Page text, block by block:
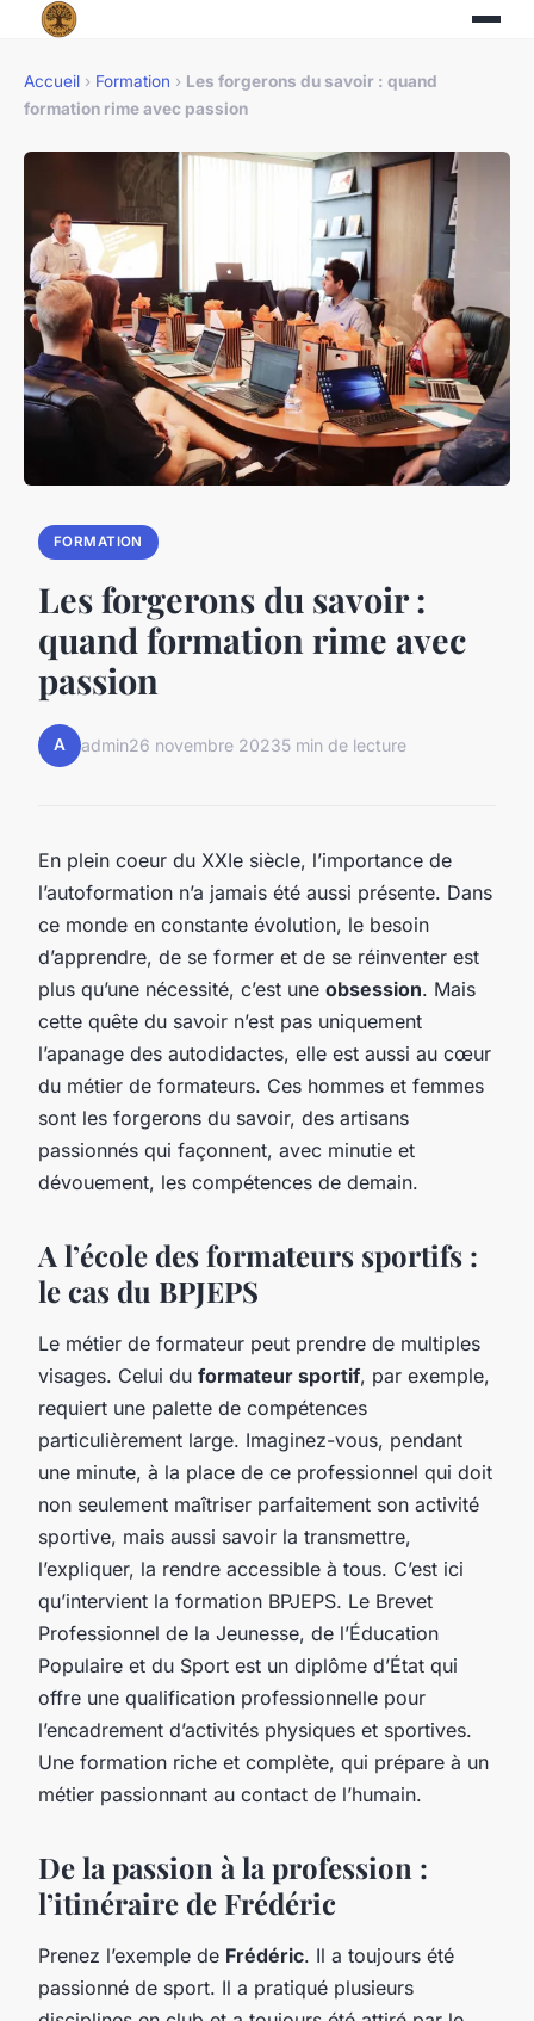
Accueil › Formation › Les forgerons du savoir : quand
formation rime avec passion
FORMATION
Les forgerons du savoir :
quand formation rime avec
passion
A admin26 novembre 20235 min de lecture
En plein coeur du XXIe siècle, l’importance de
l’autoformation n’a jamais été aussi présente. Dans
ce monde en constante évolution, le besoin
d’apprendre, de se former et de se réinventer est
plus qu’une nécessité, c’est une obsession. Mais
cette quête du savoir n’est pas uniquement
l’apanage des autodidactes, elle est aussi au cœur
du métier de formateurs. Ces hommes et femmes
sont les forgerons du savoir, des artisans
passionnés qui façonnent, avec minutie et
dévouement, les compétences de demain.
A l’école des formateurs sportifs :
le cas du BPJEPS
Le métier de formateur peut prendre de multiples
visages. Celui du formateur sportif, par exemple,
requiert une palette de compétences
particulièrement large. Imaginez-vous, pendant
une minute, à la place de ce professionnel qui doit
non seulement maîtriser parfaitement son activité
sportive, mais aussi savoir la transmettre,
l’expliquer, la rendre accessible à tous. C’est ici
qu’intervient la formation BPJEPS. Le Brevet
Professionnel de la Jeunesse, de l’Éducation
Populaire et du Sport est un diplôme d’État qui
offre une qualification professionnelle pour
l’encadrement d’activités physiques et sportives.
Une formation riche et complète, qui prépare à un
métier passionnant au contact de l’humain.
De la passion à la profession :
l’itinéraire de Frédéric
Prenez l’exemple de Frédéric. Il a toujours été
passionné de sport. Il a pratiqué plusieurs